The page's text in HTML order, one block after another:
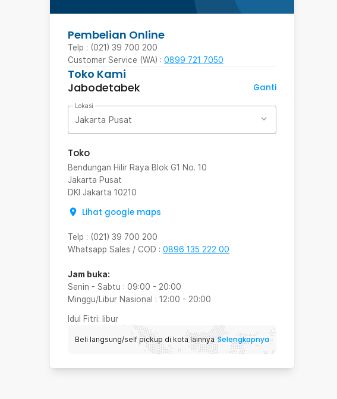
Pembelian Online
Telp : (021) 39 700 200
Customer Service (WA) : 0899 721 7050
Toko Kami
Jabodetabek
Ganti
Lokasi
Jakarta Pusat
Toko
Bendungan Hilir Raya Blok G1 No. 10
Jakarta Pusat
DKI Jakarta 10210
Lihat google maps
Telp : (021) 39 700 200
Whatsapp Sales / COD : 0896 135 222 00
Jam buka:
Senin - Sabtu : 09:00 - 20:00
Minggu/Libur Nasional : 12:00 - 20:00
Idul Fitri: libur
Beli langsung/self pickup di kota lainnya Selengkapnya